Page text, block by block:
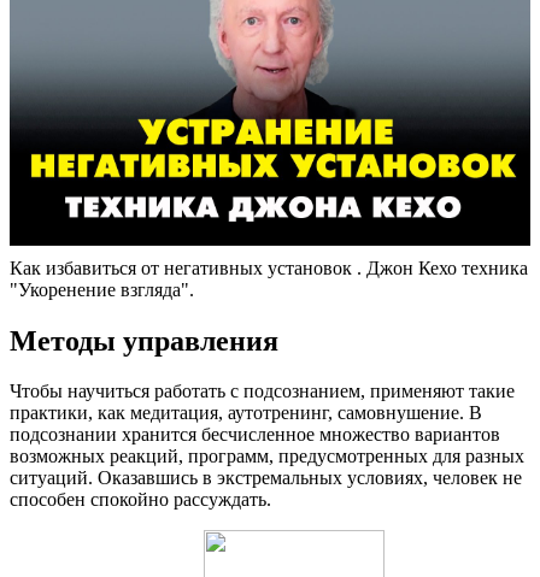
Как избавиться от негативных установок . Джон Кехо техника
"Укоренение взгляда".
Методы управления
Чтобы научиться работать с подсознанием, применяют такие
практики, как медитация, аутотренинг, самовнушение. В
подсознании хранится бесчисленное множество вариантов
возможных реакций, программ, предусмотренных для разных
ситуаций. Оказавшись в экстремальных условиях, человек не
способен спокойно рассуждать.